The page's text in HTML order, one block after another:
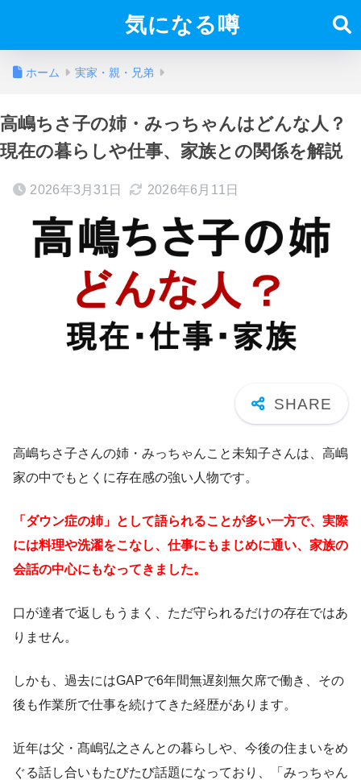
気になる噂
ホーム 実家・親・兄弟
高嶋ちさ子の姉・みっちゃんはどんな人？
現在の暮らしや仕事、家族との関係を解説
2026年3月31日 2026年6月11日
高嶋ちさ子さんの姉・みっちゃんこと未知子さんは、高嶋
家の中でもとくに存在感の強い人物です。
「ダウン症の姉」として語られることが多い一方で、実際
には料理や洗濯をこなし、仕事にもまじめに通い、家族の
会話の中心にもなってきました。
口が達者で返しもうまく、ただ守られるだけの存在ではあ
りません。
しかも、過去にはGAPで6年間無遅刻無欠席で働き、その
後も作業所で仕事を続けてきた経歴があります。
近年は父・髙嶋弘之さんとの暮らしや、今後の住まいをめ
ぐる話し合いもたびたび話題になっており、「みっちゃん